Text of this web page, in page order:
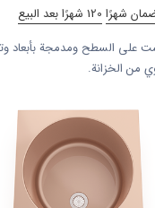
120 شهرًا بعد البيع
على السطح ومدمجة بأبعاد
من الخزانة.